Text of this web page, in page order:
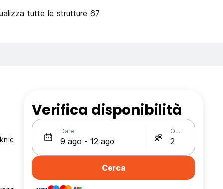
tutte le strutture 67
Verifica disponibilità
Date Ospiti
Cerca